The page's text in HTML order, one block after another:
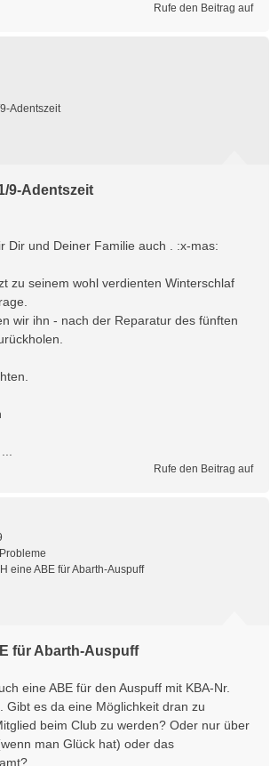
Rufe den Beitrag auf
Adentszeit
9-Adentszeit
Dir und Deiner Familie auch . :x-mas:
zu seinem wohl verdienten Winterschlaf
wir ihn - nach der Reparatur des fünften
Rufe den Beitrag auf
eine ABE für Abarth-Auspuff
für Abarth-Auspuff
eine ABE für den Auspuff mit KBA-Nr.
Gibt es da eine Möglichkeit dran zu
beim Club zu werden? Oder nur über
man Glück hat) oder das